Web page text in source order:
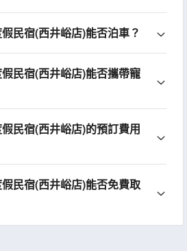
民宿(西井峪店)能否泊車？
民宿(西井峪店)能否攜帶寵
民宿(西井峪店)的預訂費用
民宿(西井峪店)能否免費取